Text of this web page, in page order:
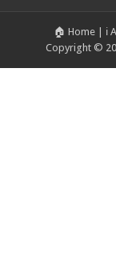
🏠 Home| ℹ️
Copyright ©